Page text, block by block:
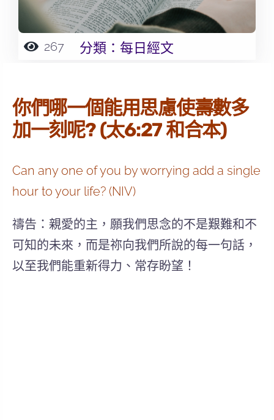
267 分類： 每日經文
你們哪一個能用思慮使壽數多
加一刻呢? (太6:27 和合本)
Can any one of you by worrying add a single
hour to your life? (NIV)
禱告：親愛的主，願我們思念的不是艱難和不
可知的未來，而是祢向我們所說的每一句話，
以至我們能重新得力、常存盼望！